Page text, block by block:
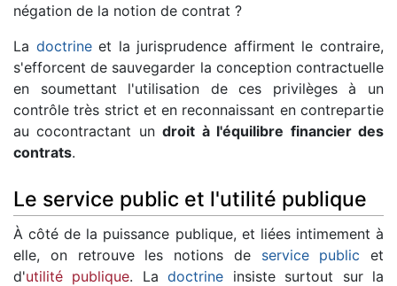
négation de la notion de contrat ?
La doctrineet la jurisprudence affirment le contraire,
s'efforcent de sauvegarder la conception contractuelle
en soumettant l'utilisation de ces privilèges à un
contrôle très strict et en reconnaissant en contrepartie
au cocontractant undroit à l'équilibre financier des
contrats.
Le service public et l'utilité publique
À côté de la puissance publique, et liées intimement à
elle, on retrouve les notions de service public et
d'utilité publique. Ladoctrine insiste surtout sur la